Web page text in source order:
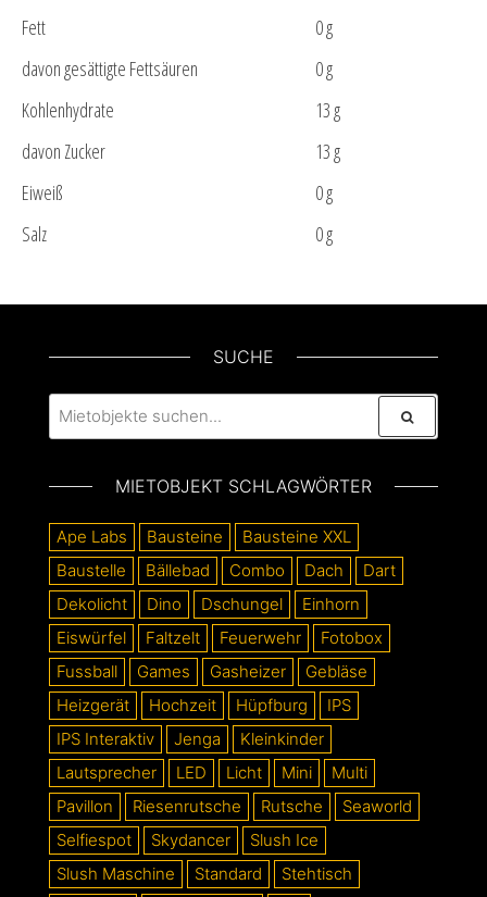
Fett
0 g
davon gesättigte Fettsäuren
0 g
Kohlenhydrate
13 g
davon Zucker
13 g
Eiweiß
0 g
Salz
0 g
SUCHE
MIETOBJEKT SCHLAGWÖRTER
Ape Labs Bausteine
Bausteine XXL
Baustelle
Bällebad Combo Dach
Dart
Dekolicht
Dino Dschungel
Einhorn
Eiswürfel
Faltzelt Feuerwehr
Fotobox
Fussball
Games Gasheizer
Gebläse
Heizgerät
Hochzeit Hüpfburg
IPS
IPS Interaktiv
Jenga
Kleinkinder
Lautsprecher
LED Licht Mini
Multi
Pavillon
Riesenrutsche Rutsche
Seaworld
Selfiespot
Skydancer
Slush Ice
Slush Maschine
Standard
Stehtisch